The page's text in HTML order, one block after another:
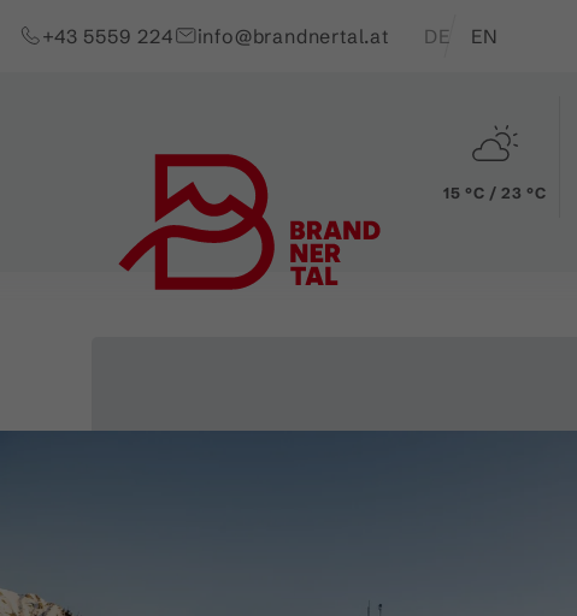
+43 5559 224
info@brandnertal.at DE EN
15 °C / 23 °C